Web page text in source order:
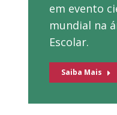
em evento
mundial na
Escolar.
Saiba Mais